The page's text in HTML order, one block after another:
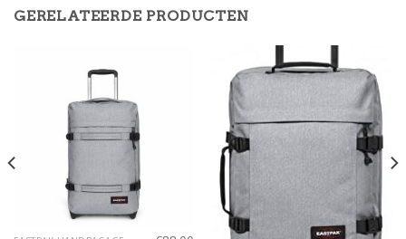
GERELATEERDE PRODUCTEN